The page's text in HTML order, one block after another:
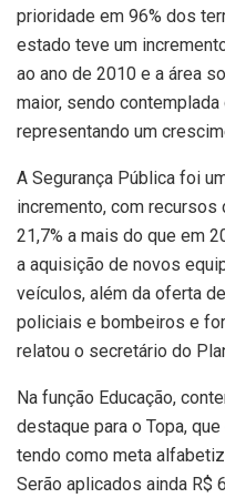
prioridade em 96% dos
estado teve um
ao ano de 2010 e a área
maior, sendo
representando um
A Segurança Pública foi
incremento, com recursos
21,7% a mais do que em
a aquisição de novos
veículos, além da oferta
policiais e bombeiros e
relatou o secretário do
Na função Educação,
destaque para o Topa,
tendo como meta
Serão aplicados ainda R$